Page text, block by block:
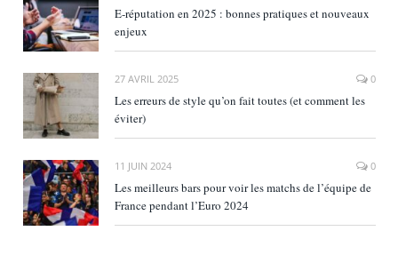
E‑réputation en 2025 : bonnes pratiques et nouveaux
enjeux
27 AVRIL 2025 0
Les erreurs de style qu’on fait toutes (et comment les
éviter)
11 JUIN 2024 0
Les meilleurs bars pour voir les matchs de l’équipe de
France pendant l’Euro 2024